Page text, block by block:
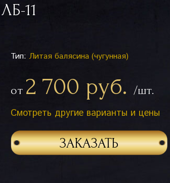
11
Тип: Литая балясина (чугунная)
от 2 700 руб. /шт.
Смотреть другие варианты и цены
ЗАКАЗАТЬ